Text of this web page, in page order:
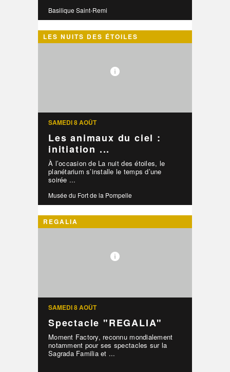
Basilique Saint-Remi
LES NUITS DES ÉTOILES
SAMEDI 8 AOÛT
Les animaux du ciel :
initiation ...
À l’occasion de La nuit des étoiles, le
planétarium s’installe le temps d’une
soirée ...
Musée du Fort de la Pompelle
REGALIA
SAMEDI 8 AOÛT
Spectacle "REGALIA"
Moment Factory, reconnu mondialement
notamment pour ses spectacles sur la
Sagrada Familia et ...